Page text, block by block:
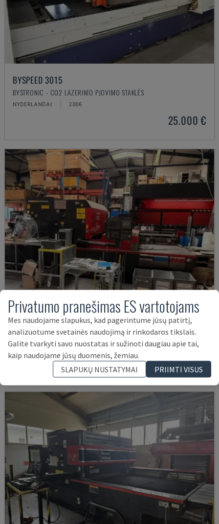
BYSPEED 3015
BYSTRONIC - CO2 LAZERINIO PJOVIMO STAKLĖS
NYDERLANDAI 2006
25.000 €
LC-2415ΑIII
AMADA - CO2 LAZERINIO PJOVIMO STAKLĖS
ŠVEICARIJA 2000 23.000 VAL.
14.000 €
Privatumo pranešimas ES vartotojams
Mes naudojame slapukus, kad pagerintume jūsų patirtį,
analizuotume svetainės naudojimą ir rinkodaros tikslais.
Galite tvarkyti savo nuostatas ir sužinoti daugiau apie tai,
kaip naudojame jūsų duomenis, žemiau.
SLAPUKŲ NUSTATYMAI
PRIIMTI VISUS